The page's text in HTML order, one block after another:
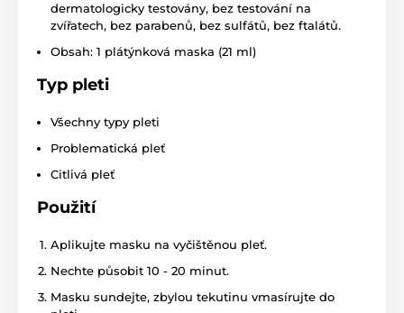
dermatologicky testovány, bez testování na
zvířatech, bez parabenů, bez sulfátů, bez ftalátů.
Obsah: 1 plátýnková maska (21 ml)
Typ pleti
Všechny typy pleti
Problematická pleť
Citlivá pleť
Použití
Aplikujte masku na vyčištěnou pleť.
Nechte působit 10 - 20 minut.
Masku sundejte, zbylou tekutinu vmasírujte do